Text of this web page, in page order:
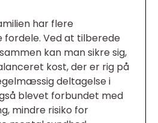
har flere
Ved at tilberede
kan man sikre sig,
kost, der er rig på
deltagelse i
blevet forbundet med
mindre risiko for